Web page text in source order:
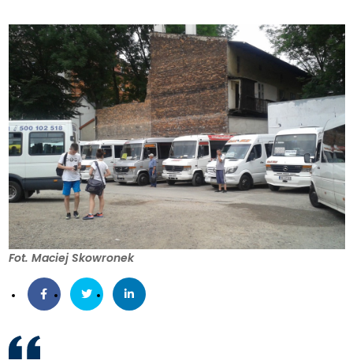
Fot. Maciej Skowronek